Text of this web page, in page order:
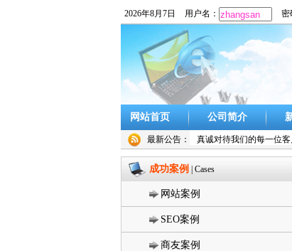
2026年8月7日 用户名： 密
网站首页 公司简介
最新公告： 真诚对待我们的每一位
成功案例 | Cases
网站案例
SEO案例
商友案例